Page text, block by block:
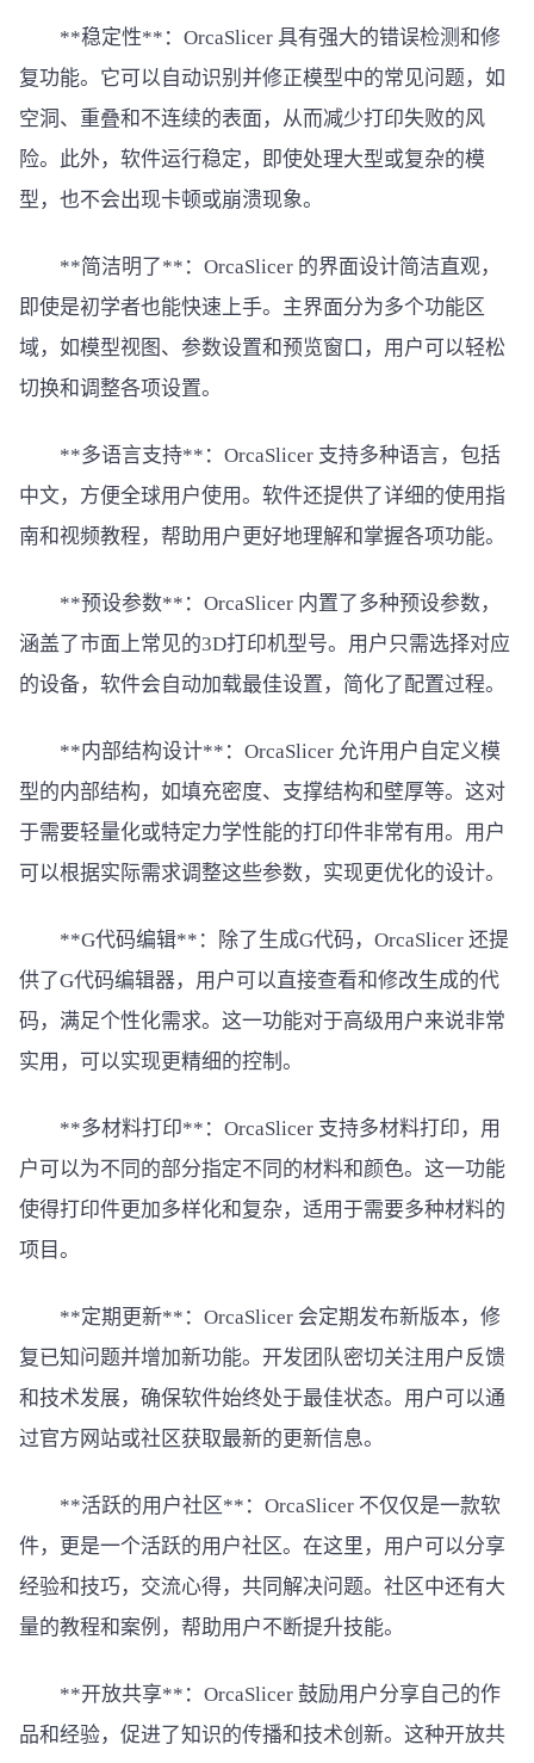
**稳定性**：OrcaSlicer 具有强大的错误检测和修
复功能。它可以自动识别并修正模型中的常见问题，如
空洞、重叠和不连续的表面，从而减少打印失败的风
险。此外，软件运行稳定，即使处理大型或复杂的模
型，也不会出现卡顿或崩溃现象。
**简洁明了**：OrcaSlicer 的界面设计简洁直观，
即使是初学者也能快速上手。主界面分为多个功能区
域，如模型视图、参数设置和预览窗口，用户可以轻松
切换和调整各项设置。
**多语言支持**：OrcaSlicer 支持多种语言，包括
中文，方便全球用户使用。软件还提供了详细的使用指
南和视频教程，帮助用户更好地理解和掌握各项功能。
**预设参数**：OrcaSlicer 内置了多种预设参数，
涵盖了市面上常见的3D打印机型号。用户只需选择对应
的设备，软件会自动加载最佳设置，简化了配置过程。
**内部结构设计**：OrcaSlicer 允许用户自定义模
型的内部结构，如填充密度、支撑结构和壁厚等。这对
于需要轻量化或特定力学性能的打印件非常有用。用户
可以根据实际需求调整这些参数，实现更优化的设计。
**G代码编辑**：除了生成G代码，OrcaSlicer 还提
供了G代码编辑器，用户可以直接查看和修改生成的代
码，满足个性化需求。这一功能对于高级用户来说非常
实用，可以实现更精细的控制。
**多材料打印**：OrcaSlicer 支持多材料打印，用
户可以为不同的部分指定不同的材料和颜色。这一功能
使得打印件更加多样化和复杂，适用于需要多种材料的
项目。
**定期更新**：OrcaSlicer 会定期发布新版本，修
复已知问题并增加新功能。开发团队密切关注用户反馈
和技术发展，确保软件始终处于最佳状态。用户可以通
过官方网站或社区获取最新的更新信息。
**活跃的用户社区**：OrcaSlicer 不仅仅是一款软
件，更是一个活跃的用户社区。在这里，用户可以分享
经验和技巧，交流心得，共同解决问题。社区中还有大
量的教程和案例，帮助用户不断提升技能。
**开放共享**：OrcaSlicer 鼓励用户分享自己的作
品和经验，促进了知识的传播和技术创新。这种开放共